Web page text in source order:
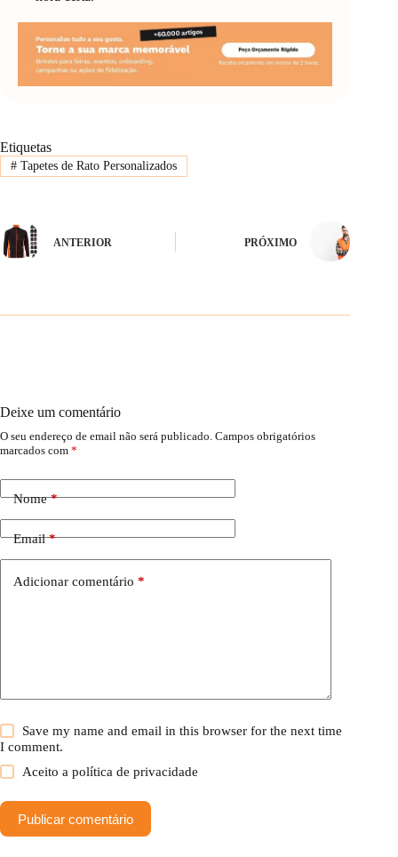
Etiquetas
#Tapetes de Rato Personalizados
ANTERIOR PRÓXIMO
Deixe um comentário
O seu endereço de email não será publicado. Campos obrigatórios
marcados com *
Nome*
Email*
Adicionar comentário *
Save my name and email in this browser for the next time
I comment.
Aceito apolítica de privacidade
Publicar comentário